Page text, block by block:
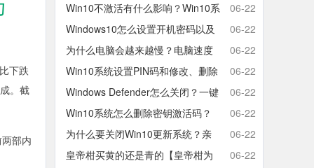
下跌
。截
部内
别？Win10家庭版和专业版区别对
比
Win10不激活有什么影响？Win10系
统不激活可以使用吗？会卡吗？
06-22
Windows10怎么设置开机密码以及
取消开机密码的方法
06-22
为什么电脑会越来越慢？电脑速度
慢的原因分析及终极解决方法
06-22
Win10系统设置PIN码和修改、删除
取消PIN码的方法
06-22
Windows Defender怎么关闭？一键
彻底关闭Windows Defender方法
06-22
Win10系统怎么删除密钥激活码？
Win10卸载激活密钥的操作方法
06-22
为什么要关闭Win10更新系统？亲
测有效的Win10关闭自动更新方法
06-22
皇帝柑买黄的还是青的【皇帝柑为
06-22